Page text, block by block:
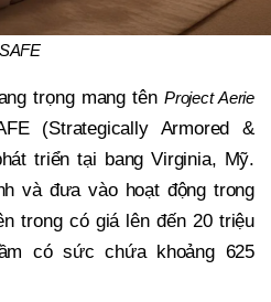
trọng mang tênProject Aerie
(Strategically Armored &
triển tại bang Virginia, Mỹ.
và đưa vào hoạt động trong
trong có giá lên đến 20 triệu
có sức chứa khoảng 625